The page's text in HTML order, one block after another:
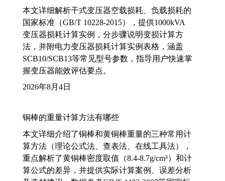
本文详细解析干式变压器空载损耗、负载损耗的
国家标准（GB/T 10228-2015），提供1000kVA
变压器损耗计算实例，分步骤说明变损计算方
法，并附电力变压器损耗计算实例表格，涵盖
SCB10/SCB13等常见型号参数，指导用户快速掌
握变压器能效评估要点。
2026年8月4日
铜棒的重量计算方法有哪些
本文详细介绍了铜棒和黄铜棒重量的三种常用计
算方法（理论公式法、查表法、在线工具法），
重点解析了黄铜棒密度取值（8.4-8.7g/cm³）和计
算公式的差异，并提供实际计算案例、误差分析